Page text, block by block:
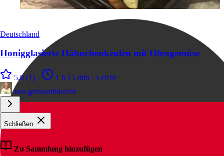
Deutschland
Honigglasierte Hähnchenkeulen mit Ofengemüse
5.0 (1) · 1 h 15 min · Leicht
von gretasomikocht
Schließen
Zu Sammlung hinzufügen